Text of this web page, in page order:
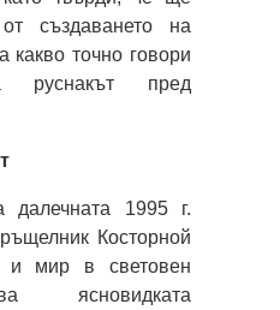
създаването на
какво точно говори
руснакът пред
далечната 1995 г.
Косторной
и мир в световен
ясновидката